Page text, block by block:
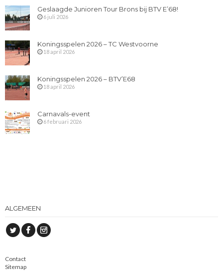
Geslaagde Junioren Tour Brons bij BTV E’68!
6 juli 2026
Koningsspelen 2026 – TC Westvoorne
18 april 2026
Koningsspelen 2026 – BTV’E68
18 april 2026
Carnavals-event
6 februari 2026
ALGEMEEN
Contact
Sitemap